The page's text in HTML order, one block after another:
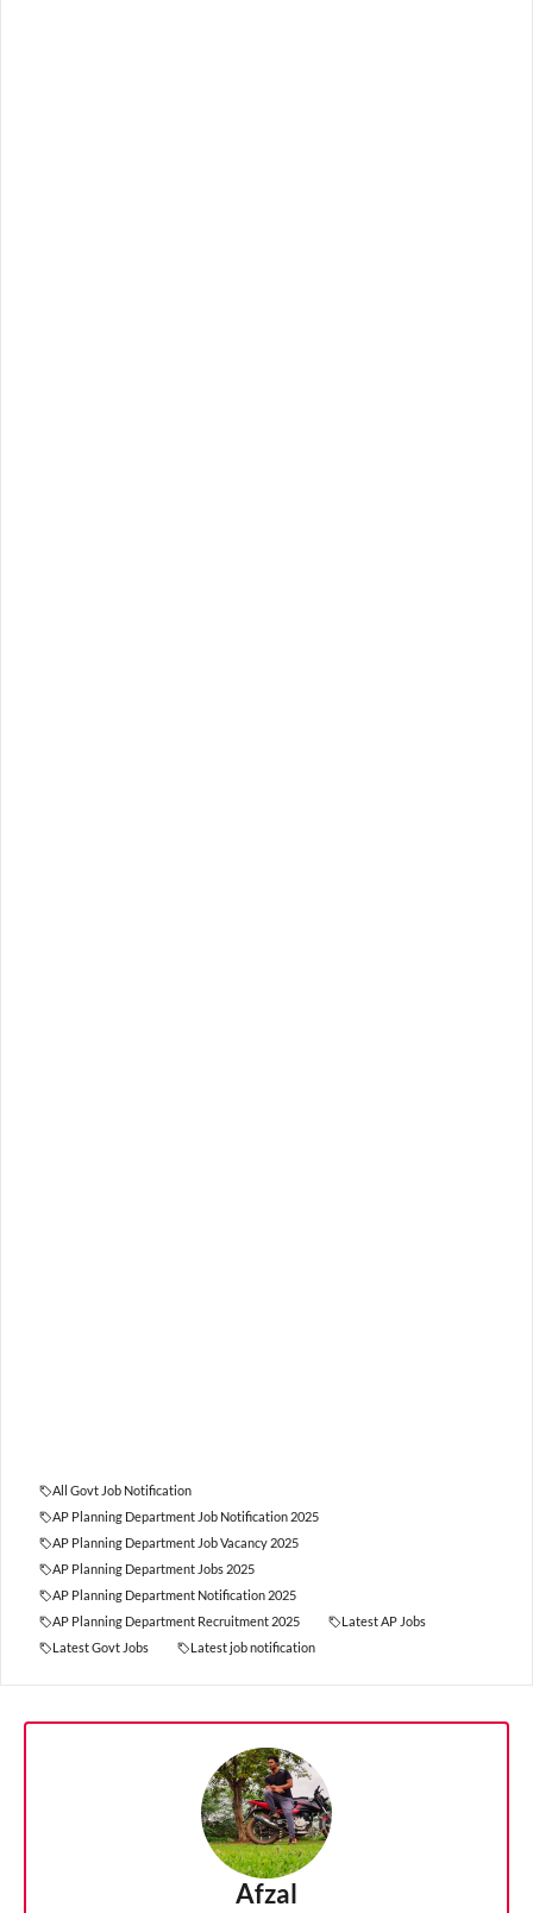
All Govt Job Notification
AP Planning Department Job Notification 2025
AP Planning Department Job Vacancy 2025
AP Planning Department Jobs 2025
AP Planning Department Notification 2025
AP Planning Department Recruitment 2025
Latest AP Jobs
Latest Govt Jobs
Latest job notification
Afzal